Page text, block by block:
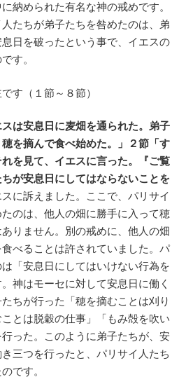
納められた有名な神の戒めです。
たちが弟子たちを咎めたのは、弟
日を破ったという事で、イエスの
す。
す（１節～８節）
は安息日に麦畑を通られた。弟子
を摘んで食べ始めた。」２節「す
を見て、イエスに言った。『ご覧
が安息日にしてはならないことを
スに訴えました。ここで、パリサイ
のは、他人の畑に勝手に入って穂
りません。別の戒めに、他人の畑
べることは許されていました。パ
「安息日にしてはいけない行為を
神はモーセに対して安息日に働く
ちが行った「穂を摘むことは刈り
とは脱穀の仕事」「もみ殻を吹い
った。このように弟子たちが、安
三つを行ったと、パリサイ人たち
です。